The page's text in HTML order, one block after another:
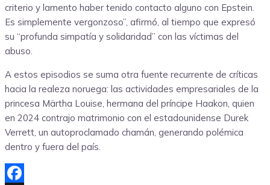
criterio y lamento haber tenido contacto alguno con Epstein.
Es simplemente vergonzoso”, afirmó, al tiempo que expresó
su “profunda simpatía y solidaridad” con las víctimas del
abuso.
A estos episodios se suma otra fuente recurrente de críticas
hacia la realeza noruega: las actividades empresariales de la
princesa Märtha Louise, hermana del príncipe Haakon, quien
en 2024 contrajo matrimonio con el estadounidense Durek
Verrett, un autoproclamado chamán, generando polémica
dentro y fuera del país.